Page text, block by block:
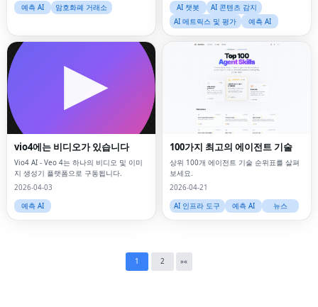
예측 AI
암호화폐 거래소
AI 챗봇
AI 콘텐츠 감지
AI 메트릭스 및 평가
예측 AI
vio4에는 비디오가 있습니다
Vio4 AI - Veo 4는 하나의 비디오 및 이미
지 생성기 플랫폼으로 구동됩니다.
2026-04-03
예측 AI
100가지 최고의 에이전트 기술
상위 100개 에이전트 기술 순위표를 살펴
보세요.
2026-04-21
AI 인프라 도구
예측 AI 뉴스
1 2 »«